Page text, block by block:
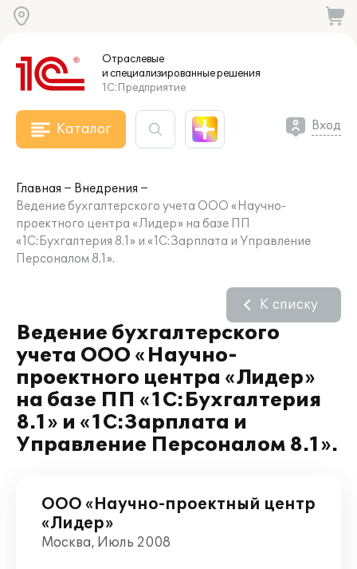
Отраслевые
и специализированныерешения
1С:Предприятие
Каталог Вход
Главная
Внедрения
Ведение бухгалтерского учета ООО «Научно-
проектного центра «Лидер» на базе ПП
«1С:Бухгалтерия 8.1» и «1С:Зарплата и Управление
Персоналом 8.1».
Ведение бухгалтерского
учета ООО «Научно-
проектного центра «Лидер»
на базе ПП «1С:Бухгалтерия
8.1» и «1С:Зарплата и
Управление Персоналом 8.1».
К списку
ООО «Научно-проектный центр
«Лидер»
Москва, Июль 2008